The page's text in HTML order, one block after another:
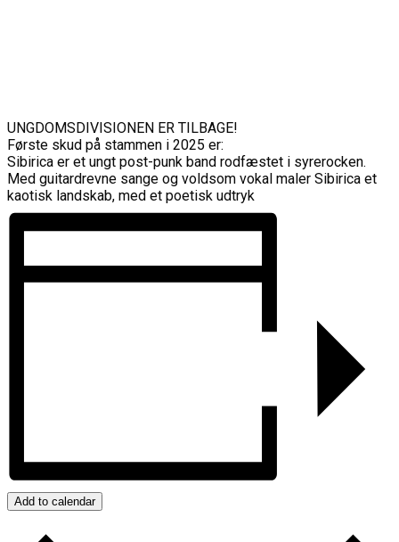
UNGDOMSDIVISIONEN ER TILBAGE!
Første skud på stammen i 2025 er:
Sibirica er et ungt post-punk band rodfæstet i syrerocken.
Med guitardrevne sange og voldsom vokal maler Sibirica et
kaotisk landskab, med et poetisk udtryk
Add to calendar